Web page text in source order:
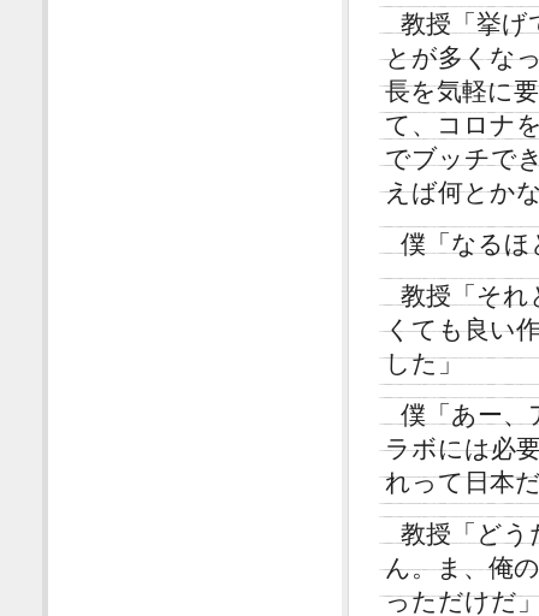
教授「挙げ
とが多くな
長を気軽に
て、コロナ
でブッチで
えば何とか
僕「なるほ
教授「それ
くても良い
した」
僕「あー、
ラボには必
れって日本
教授「どう
ん。ま、俺
っただけだ